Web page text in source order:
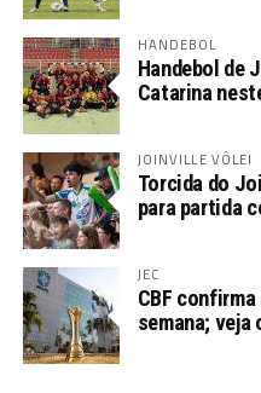
HANDEBOL
Handebol de
Catarina
JOINVILLE VÔLEI
Torcida do
para partida
JEC
CBF confirma
semana; veja